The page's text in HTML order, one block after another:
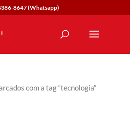
8647 (Whatsapp)
com a tag “tecnologia”